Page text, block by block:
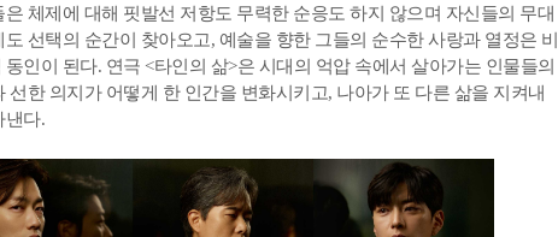
체제에 대해 핏발선 저항도 무력한 순응도 하지 않으며 자신들의 무대
선택의 순간이 찾아오고, 예술을 향한 그들의 순수한 사랑과 열정은 비
인이 된다. 연극 <타인의 삶>은 시대의 억압 속에서 살아가는 인물들의
한 의지가 어떻게 한 인간을 변화시키고, 나아가 또 다른 삶을 지켜내
낸다.